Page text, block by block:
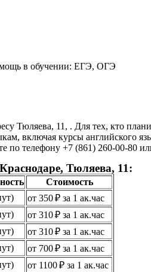
в обучении: ЕГЭ, ОГЭ
Тюляева, 11, . Для тех, кто
включая курсы английского
телефону +7 (861) 260-00-80
Тюляева, 11:
Стоимость
от 350 ₽ за 1 ак.час
от 310 ₽ за 1 ак.час
от 310 ₽ за 1 ак.час
от 700 ₽ за 1 ак.час
от 1100 ₽ за 1 ак.час